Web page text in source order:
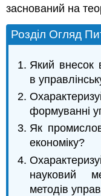
заснований на
Розділ Огляд
Який внесок
в
формуванні
Як
економіку?
науковий
методів